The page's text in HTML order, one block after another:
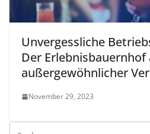
Unvergessliche
Der Erlebnisbauernhof
außergewöhnlicher
November 29, 2023